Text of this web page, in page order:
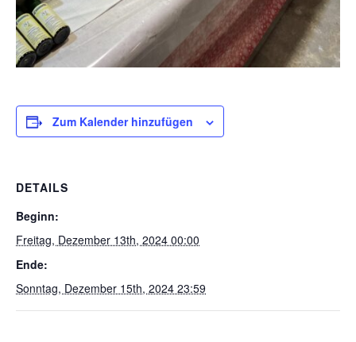
Zum Kalender hinzufügen
DETAILS
Beginn:
Freitag, Dezember 13th, 2024 00:00
Ende:
Sonntag, Dezember 15th, 2024 23:59